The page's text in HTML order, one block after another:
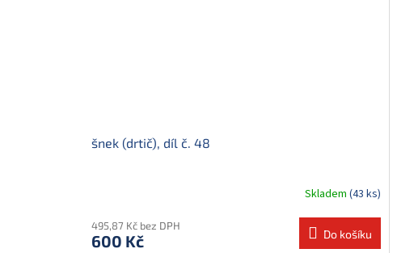
šnek (drtič), díl č. 48
Skladem(43 ks)
495,87 Kč bez DPH
600 Kč Do košíku